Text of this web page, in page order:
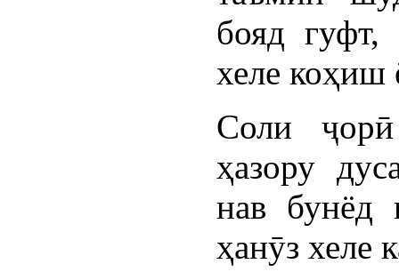
бояд
хеле коҳиш
Соли
ҳазору
нав бунёд
ҳанӯз хеле